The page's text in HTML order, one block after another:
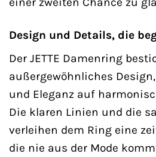
Design und Details, die
Der JETTE Damenring
außergewöhnliches
und Eleganz auf
Die klaren Linien und die
verleihen dem Ring eine
die nie aus der Mode